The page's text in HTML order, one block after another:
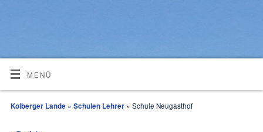
MENÜ
Kolberger Lande » Schulen Lehrer » Schule Neugasthof